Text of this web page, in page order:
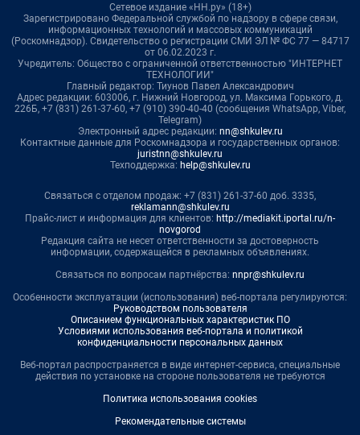
Сетевое издание «НН.ру» (18+)
Зарегистрировано Федеральной службой по надзору в сфере связи,
информационных технологий и массовых коммуникаций
(Роскомнадзор). Свидетельство о регистрации СМИ ЭЛ № ФС 77 — 84717
от 06.02.2023 г.
Учредитель: Общество с ограниченной ответственностью "ИНТЕРНЕТ
ТЕХНОЛОГИИ"
Главный редактор: Тиунов Павел Александрович
Адрес редакции: 603006, г. Нижний Новгород, ул. Максима Горького, д.
226Б, +7 (831) 261-37-60, +7 (910) 390-40-40 (сообщения WhatsApp, Viber,
Telegram)
Электронный адрес редакции: nn@shkulev.ru
Контактные данные для Роскомнадзора и государственных органов:
juristnn@shkulev.ru
Техподдержка: help@shkulev.ru
Связаться с отделом продаж: +7 (831) 261-37-60 доб. 3335,
reklamann@shkulev.ru
Прайс-лист и информация для клиентов: http://mediakit.iportal.ru/n-
novgorod
Редакция сайта не несет ответственности за достоверность
информации, содержащейся в рекламных объявлениях.
Связаться по вопросам партнёрства: nnpr@shkulev.ru
Особенности эксплуатации (использования) веб-портала регулируются:
Руководством пользователя
Описанием функциональных характеристик ПО
Условиями использования веб-портала и политикой
конфиденциальности персональных данных
Веб-портал распространяется в виде интернет-сервиса, специальные
действия по установке на стороне пользователя не требуются
Политика использования cookies
Рекомендательные системы